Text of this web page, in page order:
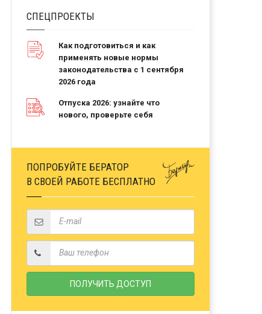
СПЕЦПРОЕКТЫ
Как подготовиться и как
применять новые нормы
законодательства с 1 сентября
2026 года
Отпуска 2026: узнайте что
нового, проверьте себя
ПОПРОБУЙТЕ БЕРАТОР
В СВОЕЙ РАБОТЕ БЕСПЛАТНО